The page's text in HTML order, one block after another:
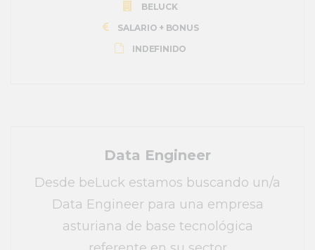
BELUCK
SALARIO + BONUS
INDEFINIDO
Data Engineer
Desde beLuck estamos buscando un/a
Data Engineer para una empresa
asturiana de base tecnológica